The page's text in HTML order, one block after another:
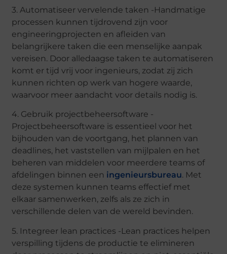
3. Automatiseer vervelende taken -Handmatige
processen kunnen tijdrovend zijn voor
engineeringprojecten en afleiden van
belangrijkere taken die een menselijke aanpak
vereisen. Door alledaagse taken te automatiseren
komt er tijd vrij voor ingenieurs, zodat zij zich
kunnen richten op werk van hogere waarde,
waarvoor meer aandacht voor details nodig is.
4. Gebruik projectbeheersoftware -
Projectbeheersoftware is essentieel voor het
bijhouden van de voortgang, het plannen van
deadlines, het vaststellen van mijlpalen en het
beheren van middelen voor meerdere teams of
afdelingen binnen een ingenieursbureau. Met
deze systemen kunnen teams effectief met
elkaar samenwerken, zelfs als ze zich in
verschillende delen van de wereld bevinden.
5. Integreer lean practices -Lean practices helpen
verspilling tijdens de productie te elimineren